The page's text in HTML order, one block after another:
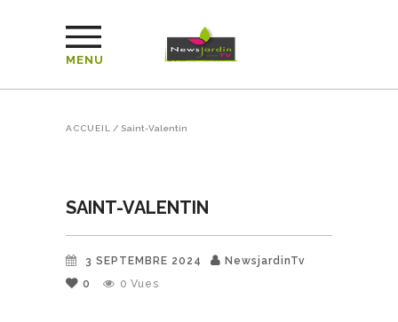
MENU
ACCUEIL / Saint-Valentin
SAINT-VALENTIN
3 SEPTEMBRE 2024
NewsjardinTv
0
0 Vues